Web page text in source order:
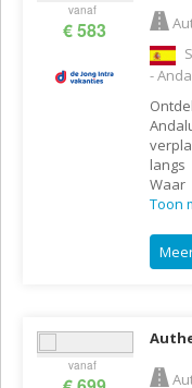
vanaf
€ 583
-
Toon
vanaf